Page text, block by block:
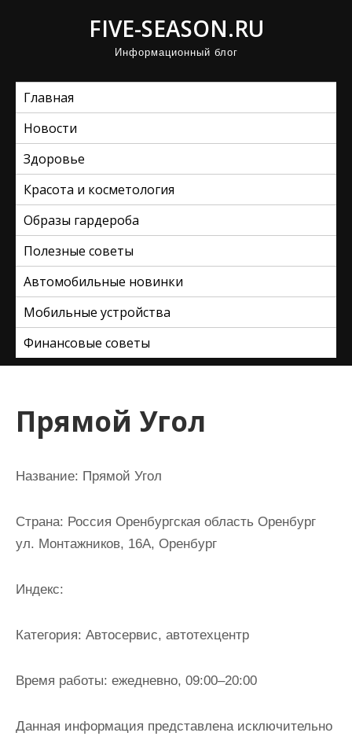
и
FIVE-SEASON.RU
Информационный блог
Главная
Новости
Здоровье
Красота и косметология
Образы гардероба
Полезные советы
Автомобильные новинки
Мобильные устройства
Финансовые советы
Прямой Угол
Название: Прямой Угол
Страна: Россия Оренбургская область Оренбург
ул. Монтажников, 16А, Оренбург
Индекс:
Категория: Автосервис, автотехцентр
Время работы: ежедневно, 09:00–20:00
Данная информация представлена исключительно